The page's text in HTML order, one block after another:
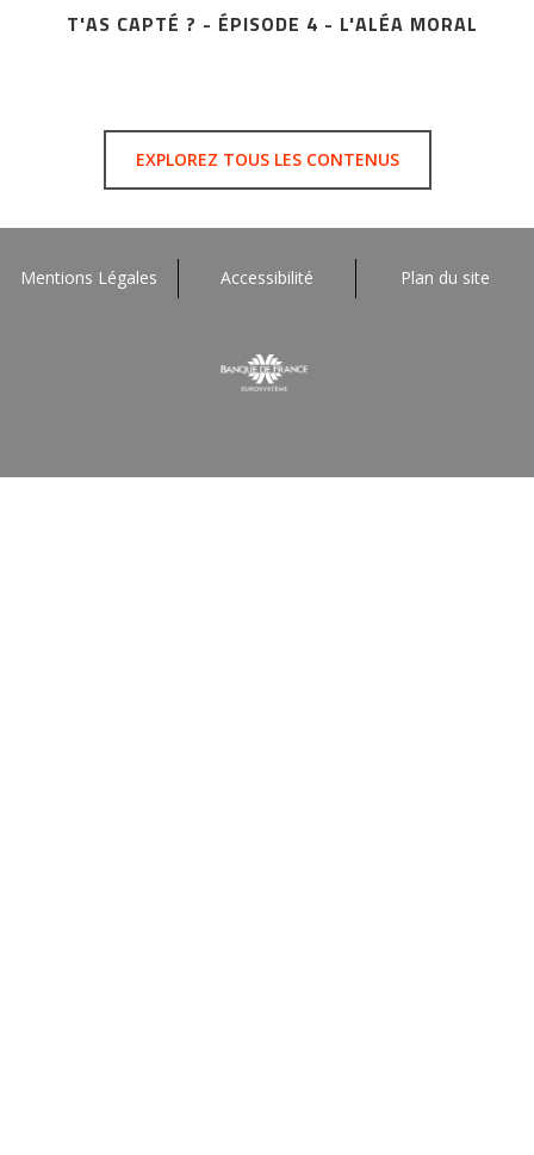
T'AS CAPTÉ ? - ÉPISODE 4 - L'ALÉA MORAL
EXPLOREZ TOUS LES CONTENUS
Mentions Légales Accessibilité Plan du site